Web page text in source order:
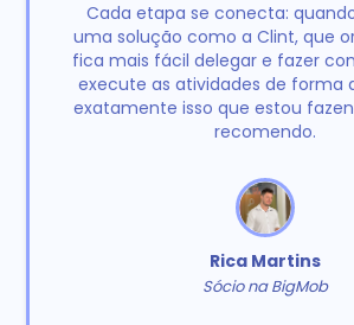
Cada etapa se conecta:
uma solução como a Clint, que
fica mais fácil delegar e fazer
execute as atividades de forma
exatamente isso que estou
recomendo.
Rica Martins
Sócio na BigMob